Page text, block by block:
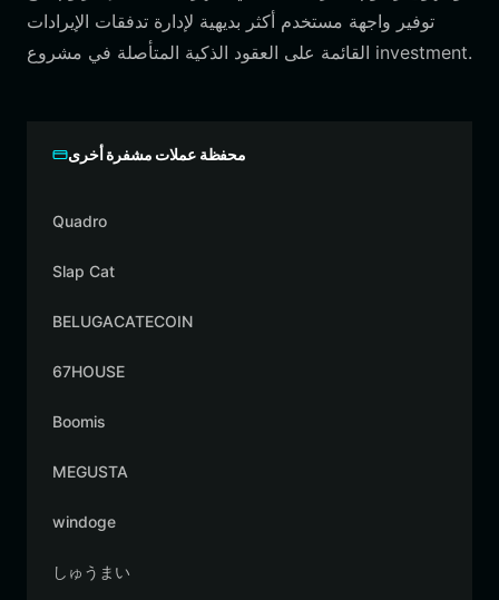
توفير واجهة مستخدم أكثر بديهية لإدارة تدفقات الإيرادات
investment.
محفظة عملات مشفرة أخرى
Quadro
Slap Cat
BELUGACATECOIN
67HOUSE
Boomis
MEGUSTA
windoge
しゅうまい